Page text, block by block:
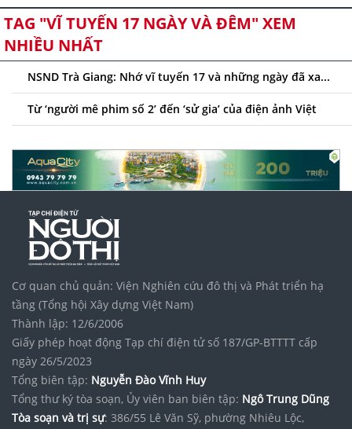
TAG "VĨ TUYẾN 17 NGÀY VÀ ĐÊM" XEM
NHIỀU NHẤT
NSND Trà Giang: Nhớ vĩ tuyến 17 và những ngày đã xa...
Từ ‘người mê phim số 2’ đến ‘sử gia’ của điện ảnh Việt
Cơ quan chủ quản: Viện Nghiên cứu đô thị và Phát triển hạ
tầng (Tổng hội Xây dựng Việt Nam)
Thành lập: 12/6/2006
Giấy phép hoạt động Tạp chí điện tử số 187/GP-BTTTT cấp
ngày 26/5/2023
Tổng biên tập: Nguyễn Đào Vĩnh Huy
Tổng thư ký tòa soạn, Ủy viên ban biên tập: Ngô Trung Dũng
Tòa soạn và trị sự: 386/55 Lê Văn Sỹ, phường Nhiêu Lộc,